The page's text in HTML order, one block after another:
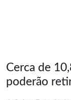
Cerca de
poderão